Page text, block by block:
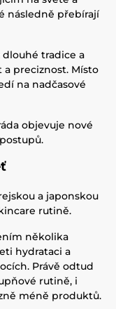
následně přebírají
tradice a
preciznost. Místo
na nadčasové
objevuje nové
a japonskou
rutině.
několika
hydrataci a
Právě odtud
rutině, i
méně produktů.